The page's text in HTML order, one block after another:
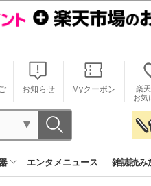
お知らせ Myクーポン
楽
お気
エンタメニュース 雑誌読み